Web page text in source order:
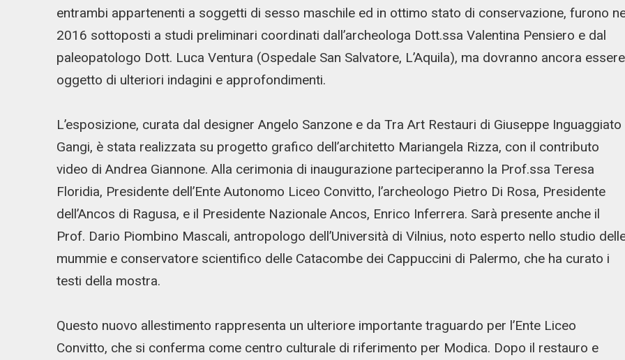
entrambi appartenenti a soggetti di sesso maschile ed in ottimo stato di conservazione, furono
2016 sottoposti a studi preliminari coordinati dall’archeologa Dott.ssa Valentina Pensiero e dal
paleopatologo Dott. Luca Ventura (Ospedale San Salvatore, L’Aquila), ma dovranno ancora essere
oggetto di ulteriori indagini e approfondimenti.
L’esposizione, curata dal designer Angelo Sanzone e da Tra Art Restauri di Giuseppe Inguaggiato
Gangi, è stata realizzata su progetto grafico dell’architetto Mariangela Rizza, con il contributo
video di Andrea Giannone. Alla cerimonia di inaugurazione parteciperanno la Prof.ssa Teresa
Floridia, Presidente dell’Ente Autonomo Liceo Convitto, l’archeologo Pietro Di Rosa, Presidente
dell’Ancos di Ragusa, e il Presidente Nazionale Ancos, Enrico Inferrera. Sarà presente anche il
Prof. Dario Piombino Mascali, antropologo dell’Università di Vilnius, noto esperto nello studio
mummie e conservatore scientifico delle Catacombe dei Cappuccini di Palermo, che ha curato i
testi della mostra.
Questo nuovo allestimento rappresenta un ulteriore importante traguardo per l’Ente Liceo
Convitto, che si conferma come centro culturale di riferimento per Modica. Dopo il restauro e